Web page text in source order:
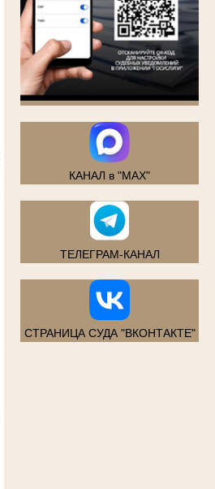
КАНАЛ в "MAX"
ТЕЛЕГРАМ-КАНАЛ
СТРАНИЦА СУДА "ВКОНТАКТЕ"